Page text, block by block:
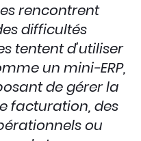
rencontrent
difficultés
tentent d’utiliser
un mini-ERP,
de gérer la
facturation, des
ou